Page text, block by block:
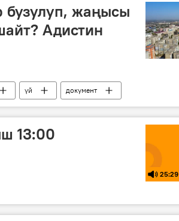
бузулуп, жаңысы
Адистин
үй документ
13:00
25:29